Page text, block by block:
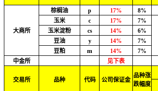
大商所
棕榈油 p 17% 8%
玉米 c 17% 7%
玉米淀粉 cs 14%
6%
豆油
y 14%
7%
豆粕
m 14%
7%
中金所
见下表
交易所 品种 代码 公司保证金
品种涨
跌幅度